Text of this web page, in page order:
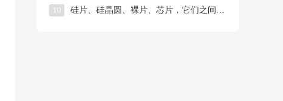
10 硅片、硅晶圆、裸片、芯片，它们之间到底是什么关系？